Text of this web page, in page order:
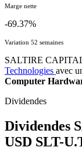
Marge nette
-69.37%
Variation 52 semaines
SALTIRE
Technologies avec
Computer
Dividendes
Dividendes
USD SLT-